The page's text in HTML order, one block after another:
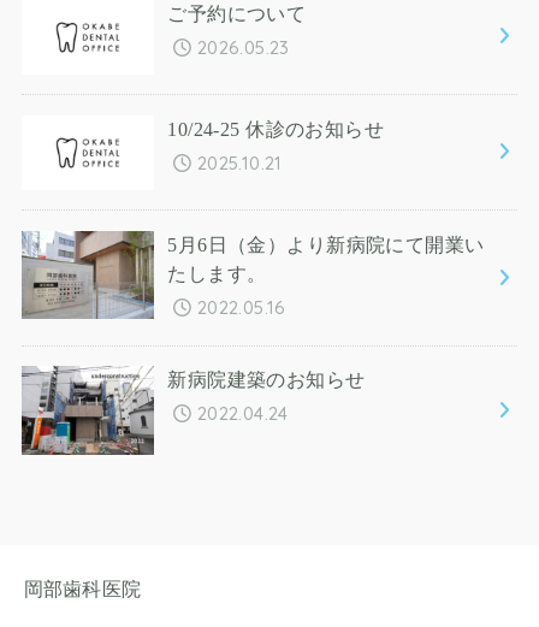
ご予約について
2026.05.23
10/24-25 休診のお知らせ
2025.10.21
5月6日（金）より新病院にて開業い
たします。
2022.05.16
新病院建築のお知らせ
2022.04.24
岡部歯科医院